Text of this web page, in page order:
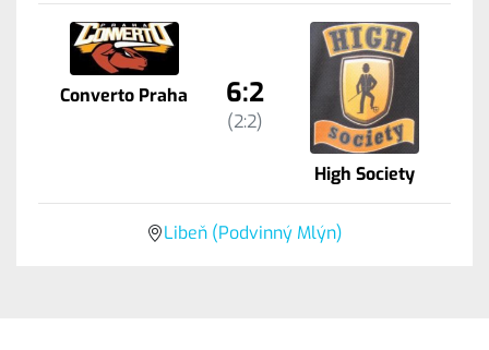
Converto Praha 6:2
(2:2)
High Society
Libeň (Podvinný Mlýn)